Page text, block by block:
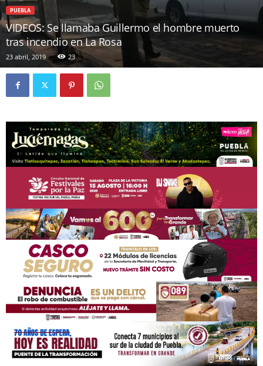
PUEBLA
VIDEOS: Se llamaba Guillermo el hombre muerto
tras incendio en La Rosa
23 abril, 2019 23